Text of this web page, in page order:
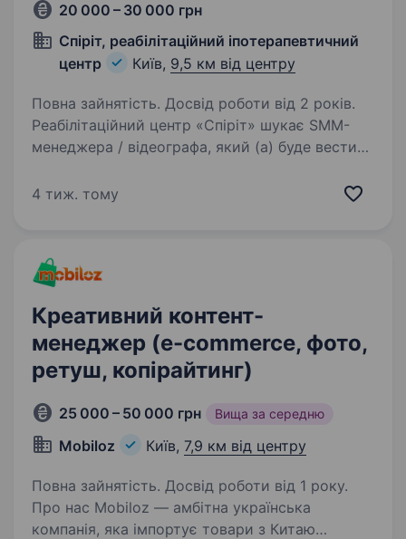
20 000 – 30 000 грн
Спіріт, реабілітаційний іпотерапевтичний
центр
Київ, 9,5 км від центру
Повна зайнятість. Досвід роботи від 2 років.
Реабілітаційний центр «Спіріт» шукає SMM-
менеджера / відеографа, який (а) буде вести
відеоконтент. Ми працюємо з дітьми,
4 тиж. тому
Креативний контент-
менеджер (e-commerce, фото,
ретуш, копірайтинг)
25 000 – 50 000 грн Вища за середню
Mobiloz Київ, 7,9 км від центру
Повна зайнятість. Досвід роботи від 1 року.
Про нас Mobiloz — амбітна українська
компанія, яка імпортує товари з Китаю